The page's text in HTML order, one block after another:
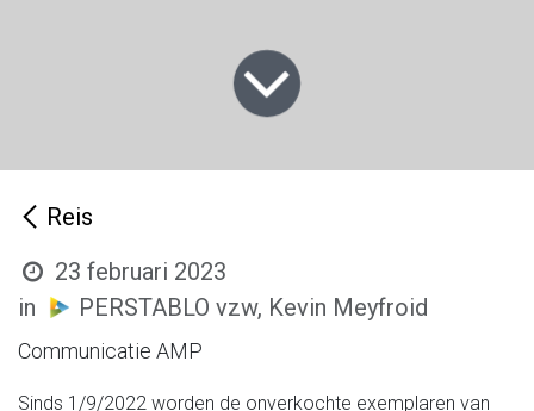
Reis
23 februari 2023
in
PERSTABLO vzw, Kevin Meyfroid
Communicatie AMP
Sinds 1/9/2022 worden de onverkochte exemplaren van